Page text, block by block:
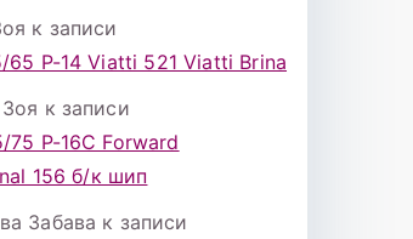
к записи
65 Р-14 Viatti 521 Viatti Brina
к записи
75 Р-16С Forward
156 б/к шип
Забава к записи